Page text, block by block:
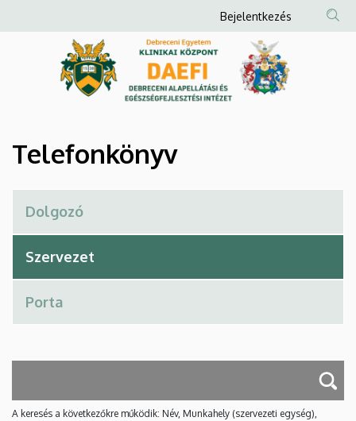
Debreceni
és
Egészségfejlesztési
Intézet
a
Anonim
Felhasználói
fiók
menüje
Bejelentkezés
Telefonkönyv
A keresés a következőkre működik: Név, Munkahely (szervezeti egység),